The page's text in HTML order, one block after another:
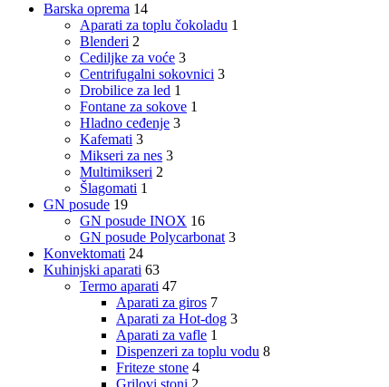
Barska oprema 14
Aparati za toplu čokoladu 1
Blenderi 2
Cediljke za voće 3
Centrifugalni sokovnici 3
Drobilice za led 1
Fontane za sokove 1
Hladno ceđenje 3
Kafemati 3
Mikseri za nes 3
Multimikseri 2
Šlagomati 1
GN posude 19
GN posude INOX 16
GN posude Polycarbonat 3
Konvektomati 24
Kuhinjski aparati 63
Termo aparati 47
Aparati za giros 7
Aparati za Hot-dog 3
Aparati za vafle 1
Dispenzeri za toplu vodu 8
Friteze stone 4